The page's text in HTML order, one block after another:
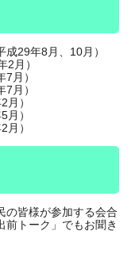
成29年8月、10月）
2月）
7月）
7月）
月）
月）
月）
の皆様が参加する会合
前トーク」でもお聞き